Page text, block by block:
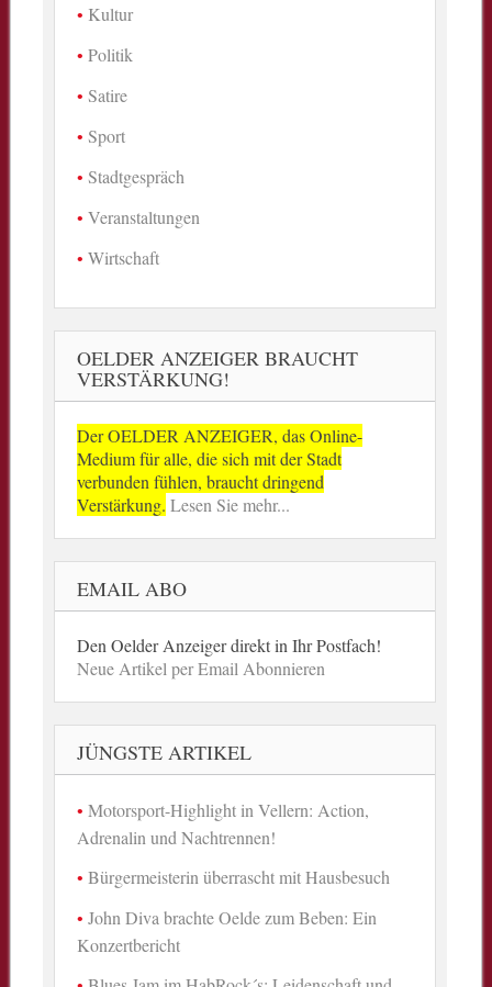
Kultur
Politik
Satire
Sport
Stadtgespräch
Veranstaltungen
Wirtschaft
OELDER ANZEIGER BRAUCHT
VERSTÄRKUNG!
Der OELDER ANZEIGER, das Online-
Medium für alle, die sich mit der Stadt
verbunden fühlen, braucht dringend
Verstärkung. Lesen Sie mehr...
EMAIL ABO
Den Oelder Anzeiger direkt in Ihr Postfach!
Neue Artikel per Email Abonnieren
JÜNGSTE ARTIKEL
Motorsport-Highlight in Vellern: Action,
Adrenalin und Nachtrennen!
Bürgermeisterin überrascht mit Hausbesuch
John Diva brachte Oelde zum Beben: Ein
Konzertbericht